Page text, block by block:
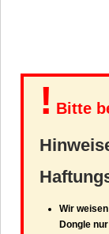
! Bitte
Wir
Dongle